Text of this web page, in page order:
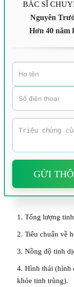
BÁC SĨ
Nguyên
Hơn 40 năm
GỬI
1. Tổng lượng
2. Tiêu chuẩn về
3. Nồng độ tinh
4. Hình thái (hình
khỏe tinh trùng).